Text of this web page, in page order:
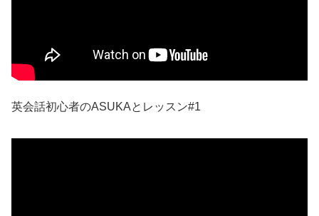
英会話初心者のASUKAとレッスン#1